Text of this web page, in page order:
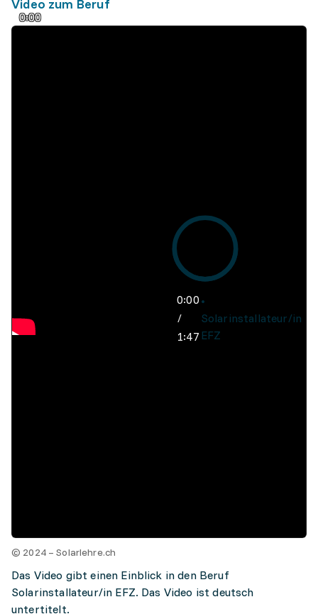
Video zum Beruf
0:00
0:00
/
1:47
Solarinstallateur/in
EFZ
© 2024 – Solarlehre.ch
Das Video gibt einen Einblick in den Beruf
Solarinstallateur/in EFZ. Das Video ist deutsch
untertitelt.